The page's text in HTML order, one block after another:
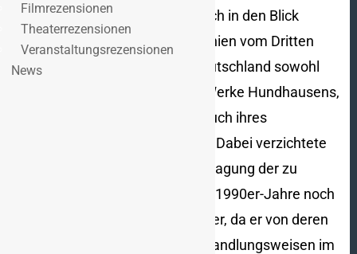
Relations Branche gelten, kritisch in den Blick
nimmt und deren Kontinuitätslinien vom Dritten
Reich in die Bundesrepublik Deutschland sowohl
hinsichtlich der theoretischen Werke Hundhausens,
Oeckls und Ronnebergers als auch ihres
praktischen Wirkens analysiert. Dabei verzichtete
der Autor bewusst auf eine Befragung der zu
Beginn seiner Studien Ende der 1990er-Jahre noch
lebenden Oeckl und Ronneberger, da er von deren
apologetischer Deutung ihrer Handlungsweisen im
Filmrezensionen
Theaterrezensionen
Veranstaltungsrezensionen
News